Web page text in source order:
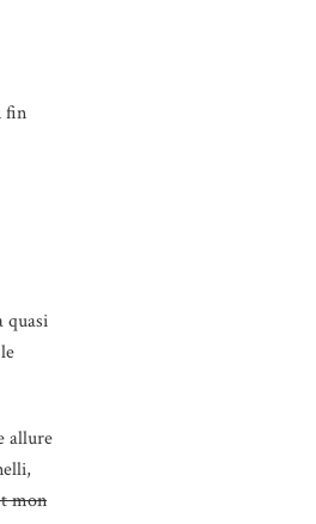
fin
quasi
allure
mon